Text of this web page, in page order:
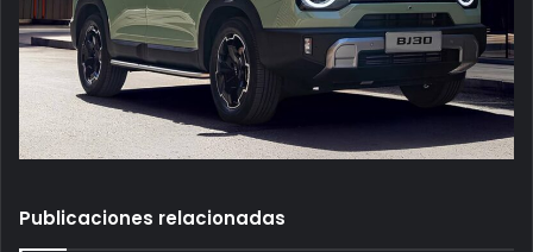
Publicaciones relacionadas